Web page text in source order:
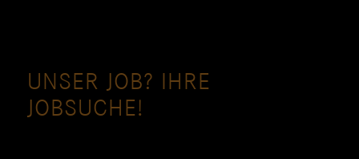
UNSER JOB? IHRE
JOBSUCHE!